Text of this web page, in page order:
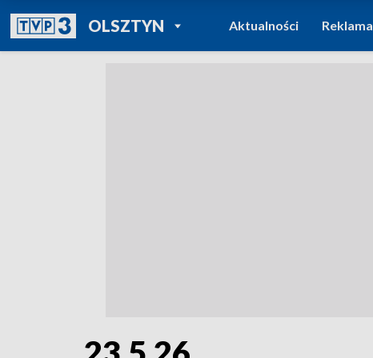
OLSZTYNPOWRÓT DO
TVP REGIONY
Aktualności Reklama